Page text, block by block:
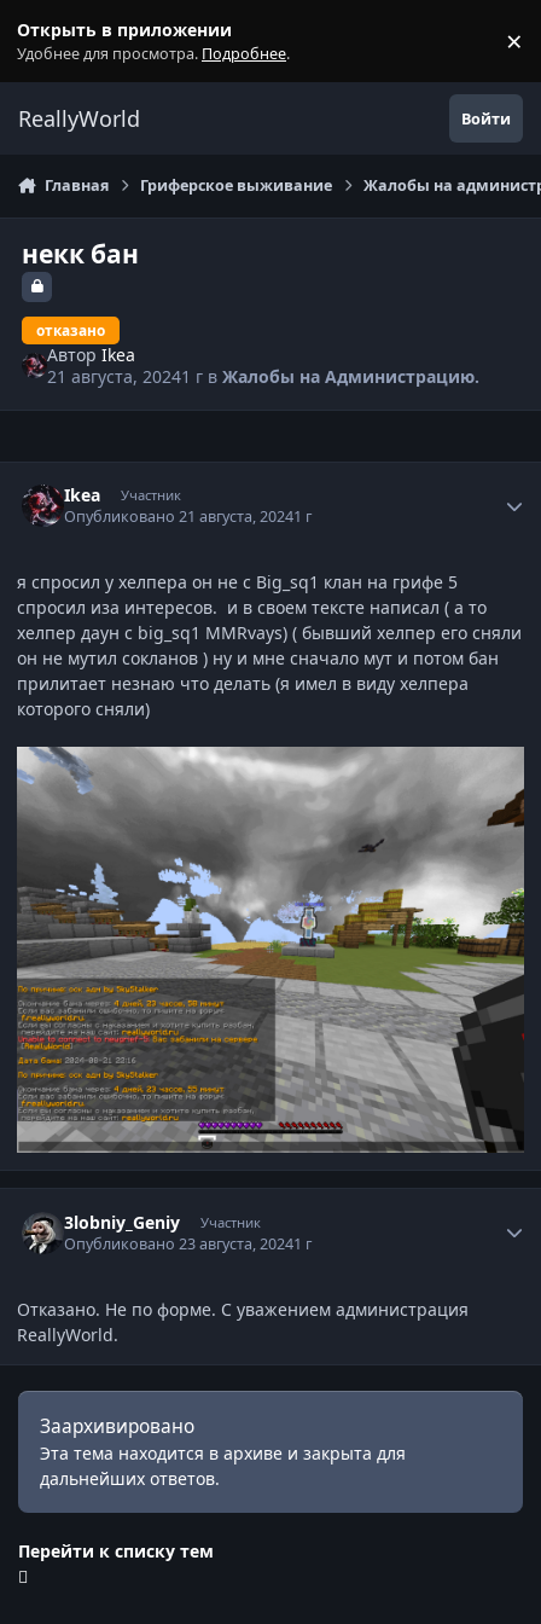
Открыть в приложении
Удобнее для просмотра. Подробнее. ×
ReallyWorld Войти
Главная Гриферское выживание Жалобы на
некк бан
отказано
АвторIkea
21 августа, 20241 г вЖалобы на Администрацию.
Ikea Участник
Опубликовано21 августа, 20241 г
я спросил у хелпера он не с Big_sq1 клан на грифе 5
спросил иза интересов. и в своем тексте написал ( а то
хелпер даун с big_sq1 MMRvays) ( бывший хелпер его сняли
он не мутил сокланов ) ну и мне сначало мут и потом бан
прилитает незнаю что делать (я имел в виду хелпера
которого сняли)
3lobniy_Geniy Участник
Опубликовано23 августа, 20241 г
Отказано. Не по форме. С уважением администрация
ReallyWorld.
Заархивировано
Эта тема находится в архиве и закрыта для
дальнейших ответов.
Перейти к списку тем